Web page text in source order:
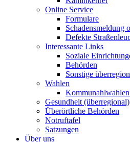
Online Service
Formulare
Schadensmeldung
Defekte
Interessante Links
Soziale
Behörden
Sonstige
Wahlen
Gesundheit (überregional)
Überörtliche Behörden
Notruftafel
Satzungen
Über uns